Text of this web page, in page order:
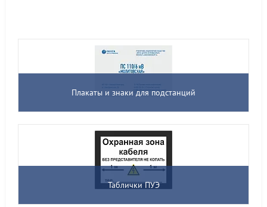
Плакаты и знаки для подстанций
Таблички ПУЭ